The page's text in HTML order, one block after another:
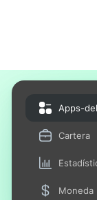
Apps-
Cartera
Moneda